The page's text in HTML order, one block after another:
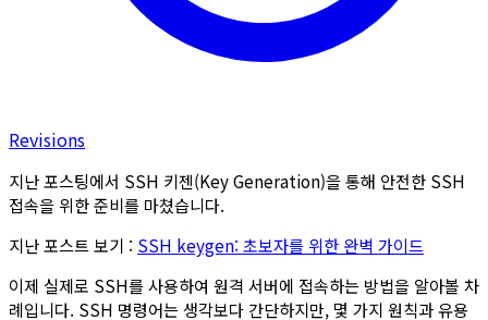
Revisions
지난 포스팅에서 SSH 키젠(Key Generation)을 통해 안전한 SSH
접속을 위한 준비를 마쳤습니다.
지난 포스트 보기 : SSH keygen: 초보자를 위한 완벽 가이드
이제 실제로 SSH를 사용하여 원격 서버에 접속하는 방법을 알아볼 차
례입니다. SSH 명령어는 생각보다 간단하지만, 몇 가지 원칙과 유용